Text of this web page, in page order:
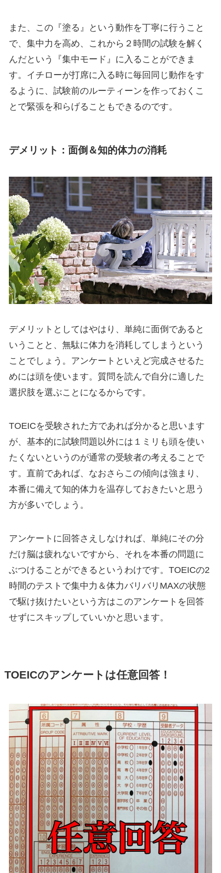
また、この『塗る』という動作を丁寧に行うこと
で、集中力を高め、これから２時間の試験を解く
んだという『集中モード』に入ることができま
す。イチローが打席に入る時に毎回同じ動作をす
るように、試験前のルーティーンを作っておくこ
とで緊張を和らげることもできるのです。
デメリット：面倒＆知的体力の消耗
デメリットとしてはやはり、単純に面倒であると
いうことと、無駄に体力を消耗してしまうという
ことでしょう。アンケートといえど完成させるた
めには頭を使います。質問を読んで自分に適した
選択肢を選ぶことになるからです。
TOEICを受験された方であれば分かると思います
が、基本的に試験問題以外には１ミリも頭を使い
たくないというのが通常の受験者の考えることで
す。直前であれば、なおさらこの傾向は強まり、
本番に備えて知的体力を温存しておきたいと思う
方が多いでしょう。
アンケートに回答さえしなければ、単純にその分
だけ脳は疲れないですから、それを本番の問題に
ぶつけることができるというわけです。TOEICの2
時間のテストで集中力＆体力バリバリMAXの状態
で駆け抜けたいという方はこのアンケートを回答
せずにスキップしていいかと思います。
TOEICのアンケートは任意回答！